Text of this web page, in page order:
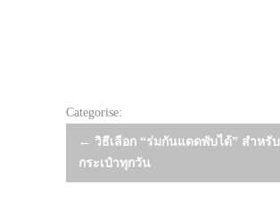
Categorise:
Post
navigation
← วิธีเลือก “ร่มกันแดดพับได้” สำหรั
กระเป๋าทุกวัน